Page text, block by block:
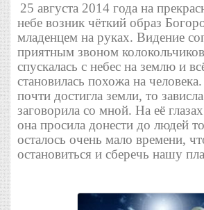
25 августа 2014 года на
небе возник чёткий образ
младенцем на руках. Видение
приятным звоном
спускалась с небес на землю и
становилась похожа на
почти достигла земли, то
заговорила со мной. На её
она просила донести до людей
осталось очень мало времени,
остановиться и сберечь нашу